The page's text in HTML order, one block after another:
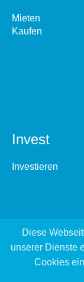
Mieten
Kaufen
Invest
Investieren
Diese
unserer Dienste
Cookies